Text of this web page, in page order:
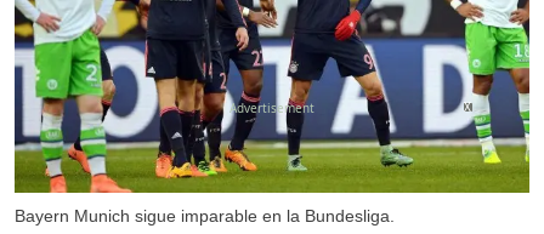
Bayern Munich sigue imparable en la Bundesliga.
X
X